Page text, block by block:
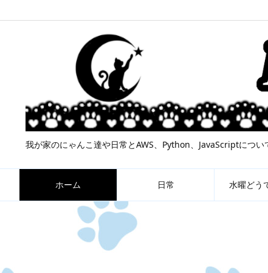
我が家のにゃんこ達や日常とAWS、Python、JavaScriptについ
ホーム 日常 水曜どう